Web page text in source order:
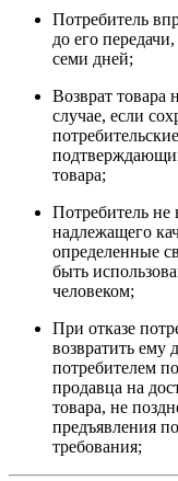
Потребитель
до его
семи дней;
Возврат товара
случае, если
товара;
Потребитель не
надлежащего
определенные
быть
человеком;
При отказе
возвратить
потребителем
продавца на
товара, не
предъявления
требования;